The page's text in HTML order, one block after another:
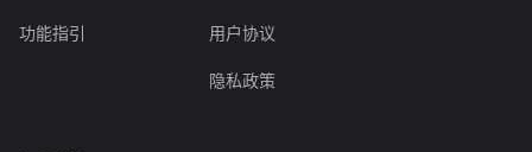
功能指引 用户协议
隐私政策